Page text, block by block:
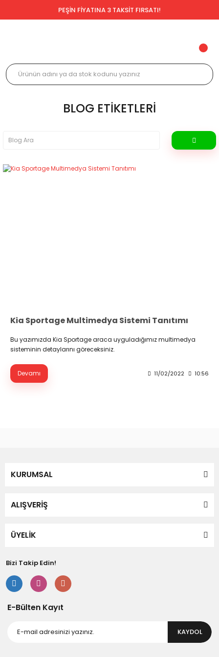
PEŞİN FİYATINA 3 TAKSİT FIRSATI!
BLOG ETIKETLERI
Kia Sportage Multimedya Sistemi Tanıtımı
Bu yazımızda Kia Sportage araca uyguladığımız multimedya
sisteminin detaylarını göreceksiniz.
Devamı 11/02/2022 10:56
KURUMSAL
ALIŞVERİŞ
ÜYELİK
Bizi Takip Edin!
E-Bülten Kayıt
KAYDOL